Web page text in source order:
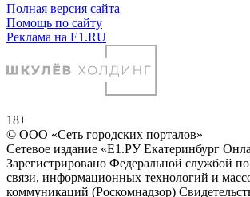
Полная версия сайта
Помощь по сайту
Реклама на E1.RU
18+
© ООО «Сеть городских порталов»
Сетевое издание «Е1.РУ Екатеринбург
Зарегистрировано Федеральной службой
связи, информационных технологий и
коммуникаций (Роскомнадзор)